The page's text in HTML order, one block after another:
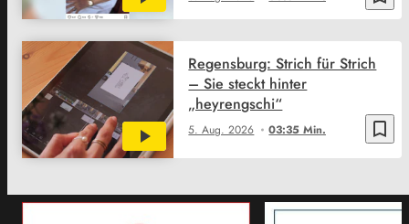
bookmark_border
5. Aug. 2026 03:35 Min.
Regensburg: Strich für Strich
– Sie steckt hinter
„heyrengschi“